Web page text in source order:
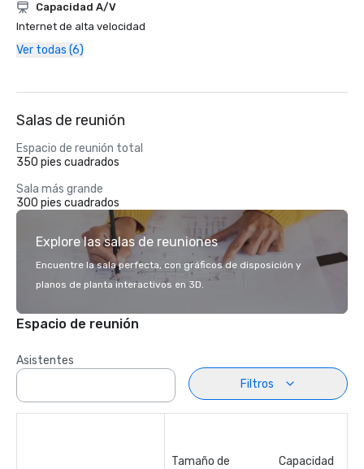
Capacidad A/V
Internet de alta velocidad
Ver todas (6)
Salas de reunión
Espacio de reunión total
350 pies cuadrados
Sala más grande
300 pies cuadrados
Explore las salas de reuniones
Encuentre la sala perfecta, con gráficos de disposición y
planos de planta interactivos en 3D.
Espacio de reunión
Asistentes
Filtros
Tamaño de
Capacidad